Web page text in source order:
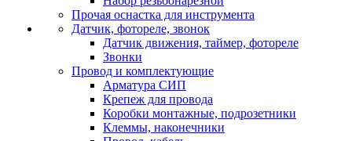
Прочая оснастка для инструмента
Датчик, фотореле, звонок
Датчик движения, таймер, фотореле
Звонки
Провод и комплектующие
Арматура СИП
Крепеж для провода
Коробки монтажные, подрозетники
Клеммы, наконечники